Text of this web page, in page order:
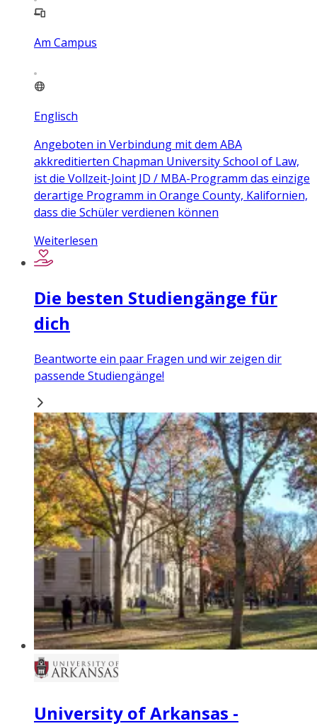
Am Campus
Englisch
Angeboten in Verbindung mit dem ABA
akkreditierten Chapman University School of Law,
ist die Vollzeit-Joint JD / MBA-Programm das einzige
derartige Programm in Orange County, Kalifornien,
dass die Schüler verdienen können
Weiterlesen
Die besten Studiengänge für
dich
Beantworte ein paar Fragen und wir zeigen dir
passende Studiengänge!
University of Arkansas -